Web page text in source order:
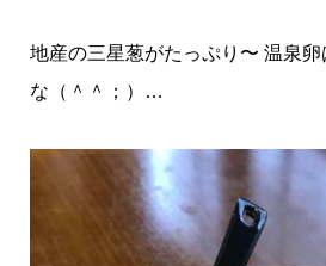
地産の三星葱がたっぷり〜 温泉卵
な（＾＾；）…